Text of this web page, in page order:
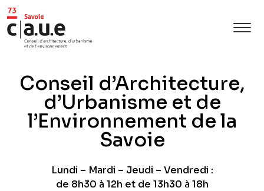
Conseil d’Architecture,
d’Urbanisme et de
l’Environnement de la
Savoie
Lundi – Mardi – Jeudi – Vendredi :
de 8h30 à 12h et de 13h30 à 18h